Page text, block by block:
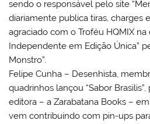
sendo o responsável pelo site
diariamente publica tiras, charges e
agraciado com o Troféu HQMIX na
Independente em Edição Única”
Monstro”.
Felipe Cunha – Desenhista,
quadrinhos lançou “Sabor
editora – a Zarabatana Books –
vem contribuindo com pin-ups